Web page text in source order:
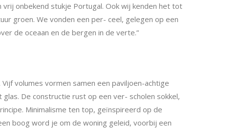
vrij onbekend stukje Portugal. Ook wij kenden het tot
groen. We vonden een per- ceel, gelegen op een
de oceaan en de bergen in de verte.”
volumes vormen samen een paviljoen-achtige
De constructie rust op een ver- scholen sokkel,
Minimalisme ten top, geïnspireerd op de
boog word je om de woning geleid, voorbij een